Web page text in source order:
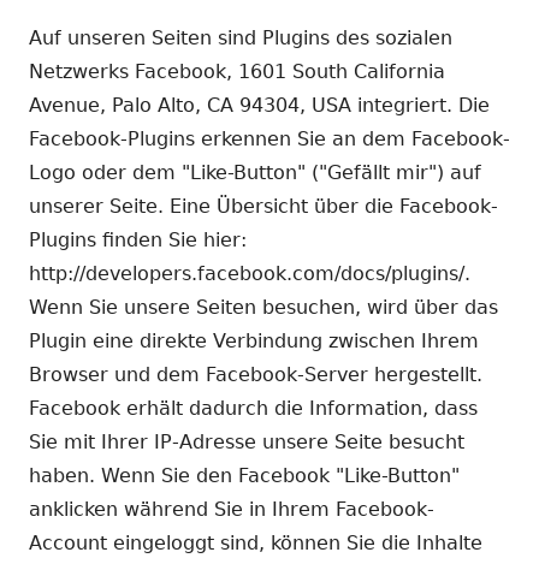
Auf unseren Seiten sind Plugins des sozialen
Netzwerks Facebook, 1601 South California
Avenue, Palo Alto, CA 94304, USA integriert. Die
Facebook-Plugins erkennen Sie an dem Facebook-
Logo oder dem "Like-Button" ("Gefällt mir") auf
unserer Seite. Eine Übersicht über die Facebook-
Plugins finden Sie hier:
http://developers.facebook.com/docs/plugins/.
Wenn Sie unsere Seiten besuchen, wird über das
Plugin eine direkte Verbindung zwischen Ihrem
Browser und dem Facebook-Server hergestellt.
Facebook erhält dadurch die Information, dass
Sie mit Ihrer IP-Adresse unsere Seite besucht
haben. Wenn Sie den Facebook "Like-Button"
anklicken während Sie in Ihrem Facebook-
Account eingeloggt sind, können Sie die Inhalte